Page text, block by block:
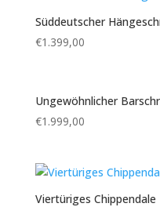
Süddeutscher
€1.399,00
Ungewöhnlicher
€1.999,00
Viertüriges Chippendale